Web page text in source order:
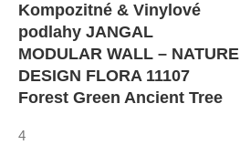
Kompozitné & Vinylové
podlahy JANGAL
MODULAR WALL – NATURE
DESIGN FLORA 11107
Forest Green Ancient Tree
4